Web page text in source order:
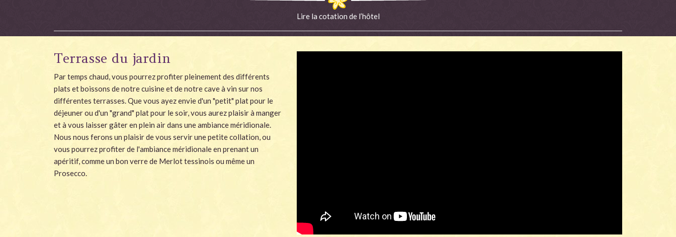
Lire la cotation de l’hôtel
Terrasse du jardin
Par temps chaud, vous pourrez profiter pleinement des différents
plats et boissons de notre cuisine et de notre cave à vin sur nos
différentes terrasses. Que vous ayez envie d'un "petit" plat pour le
déjeuner ou d'un "grand" plat pour le soir, vous aurez plaisir à manger
et à vous laisser gâter en plein air dans une ambiance méridionale.
Nous nous ferons un plaisir de vous servir une petite collation, ou
vous pourrez profiter de l'ambiance méridionale en prenant un
apéritif, comme un bon verre de Merlot tessinois ou même un
Prosecco.